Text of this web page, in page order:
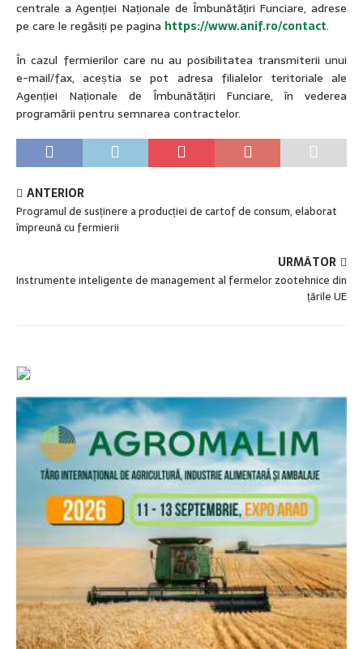
centrale a Agenției Naționale de Îmbunătățiri Funciare, adrese
pe care le regăsiți pe pagina https://www.anif.ro/contact.
În cazul fermierilor care nu au posibilitatea transmiterii unui
e-mail/fax, aceștia se pot adresa filialelor teritoriale ale
Agenției Naționale de Îmbunătățiri Funciare, în vederea
programării pentru semnarea contractelor.
ANTERIOR
Programul de susținere a producției de cartof de consum, elaborat
împreună cu fermierii
URMĂTOR
Instrumente inteligente de management al fermelor zootehnice din
țările UE